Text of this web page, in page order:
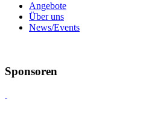
Angebote
Über uns
News/Events
Sponsoren